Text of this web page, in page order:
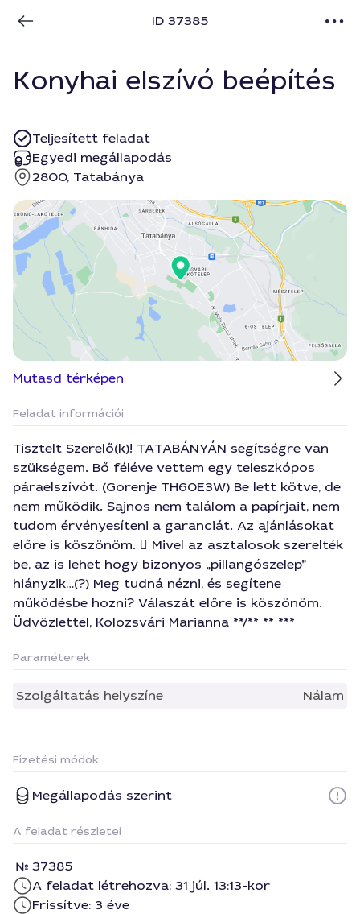
ID 37385
Konyhai elszívó beépítés
Teljesített feladat
Egyedi megállapodás
2800, Tatabánya
Mutasd térképen
Feladat információi
Tisztelt Szerelő(k)! TATABÁNYÁN segítségre van
szükségem. Bő féléve vettem egy teleszkópos
páraelszívót. (Gorenje TH60E3W) Be lett kötve, de
nem működik. Sajnos nem találom a papírjait, nem
tudom érvényesíteni a garanciát. Az ajánlásokat
előre is köszönöm.  Mivel az asztalosok szerelték
be, az is lehet hogy bizonyos „pillangószelep”
hiányzik…(?) Meg tudná nézni, és segítene
működésbe hozni? Válaszát előre is köszönöm.
Üdvözlettel, Kolozsvári Marianna **/** ** ***
Paraméterek
Szolgáltatás helyszíne Nálam
Fizetési módok
Megállapodás szerint
A feladat részletei
37385
A feladat létrehozva: 31 júl. 13:13-kor
Frissítve: 3 éve